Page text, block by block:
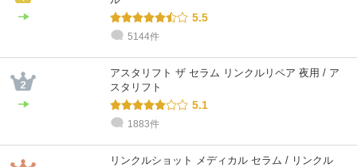
5.5
5144件
アスタリフト ザ セラム リンクルリペア 夜用 / ア
スタリフト
5.1
1883件
リンクルショット メディカル セラム / リンクル